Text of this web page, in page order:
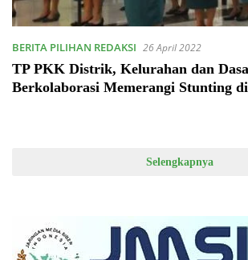
BERITA PILIHAN REDAKSI 26 April 2022
TP PKK Distrik, Kelurahan dan
Berkolaborasi Memerangi Stunting
Selengkapnya